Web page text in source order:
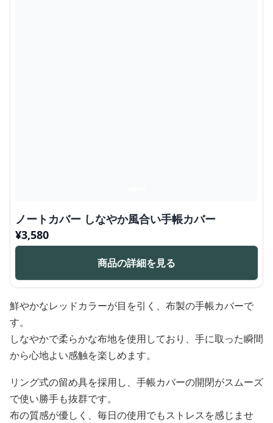
ノートカバー しなやか風合い手帳カバー
¥3,580
商品の詳細を見る
鮮やかなレッドカラーが目を引く、布製の手帳カバーで
す。
しなやかで柔らかな布地を使用しており、手に取った瞬間
から心地よい感触を楽しめます。
リング式の留め具を採用し、手帳カバーの開閉がスムーズ
で使い勝手も抜群です。
布の質感が優しく、毎日の使用でもストレスを感じませ